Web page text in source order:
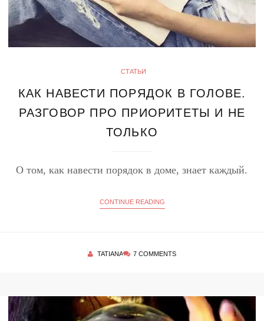
СТАТЬИ
КАК НАВЕСТИ ПОРЯДОК В ГОЛОВЕ.
РАЗГОВОР ПРО ПРИОРИТЕТЫ И НЕ
ТОЛЬКО
О том, как навести порядок в доме, знает каждый.
CONTINUE READING
TATIANA 7 COMMENTS